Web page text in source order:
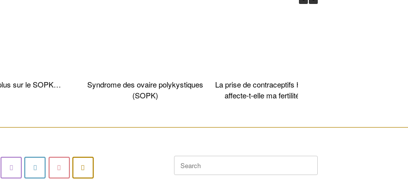
sur le SOPK…
Syndrome des ovaire polykystiques
(SOPK)
La prise de contraceptifs hormonaux
affecte-t-elle ma fertilité future?
for: